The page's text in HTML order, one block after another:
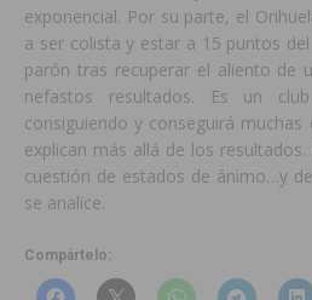
exponencial. Por su parte, el
a ser colista y estar a 15 puntos
parón tras recuperar el aliento de
nefastos resultados. Es un
consiguiendo y conseguirá
explican más allá de los
cuestión de estados de ánimo…y
se analice.
Compártelo: